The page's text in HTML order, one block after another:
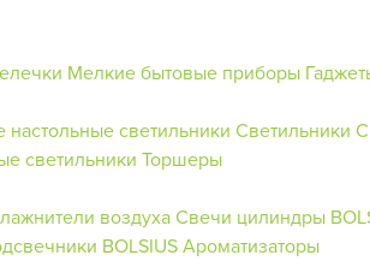
Мелкие бытовые приборы
светильники Светильники
светильники Торшеры
воздухаСвечи цилиндры
BOLSIUSАроматизаторы